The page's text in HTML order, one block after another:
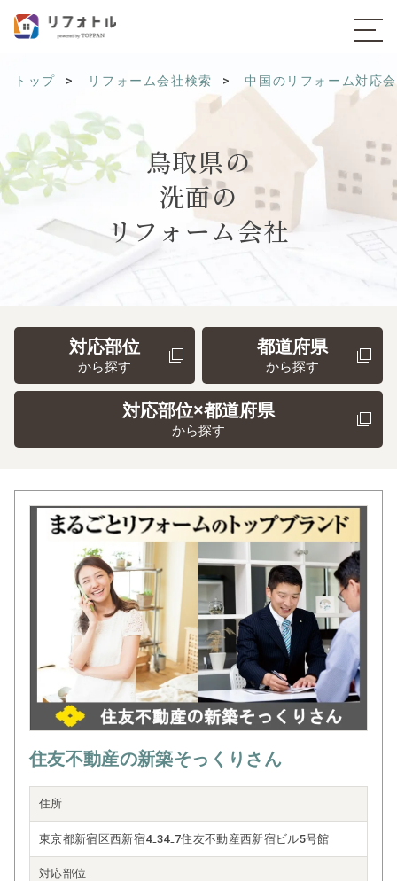
トップ リフォーム会社検索 中国のリフォーム対応
鳥取県の
洗面の
リフォーム会社
対応部位
から探す
都道府県
から探す
対応部位×都道府県
から探す
住友不動産の新築そっくりさん
住所
東京都新宿区西新宿4₋34₋7住友不動産西新宿ビル5号館
対応部位